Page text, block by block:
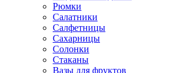
Рюмки
Салатники
Салфетницы
Сахарницы
Солонки
Стаканы
Вазы для фруктов